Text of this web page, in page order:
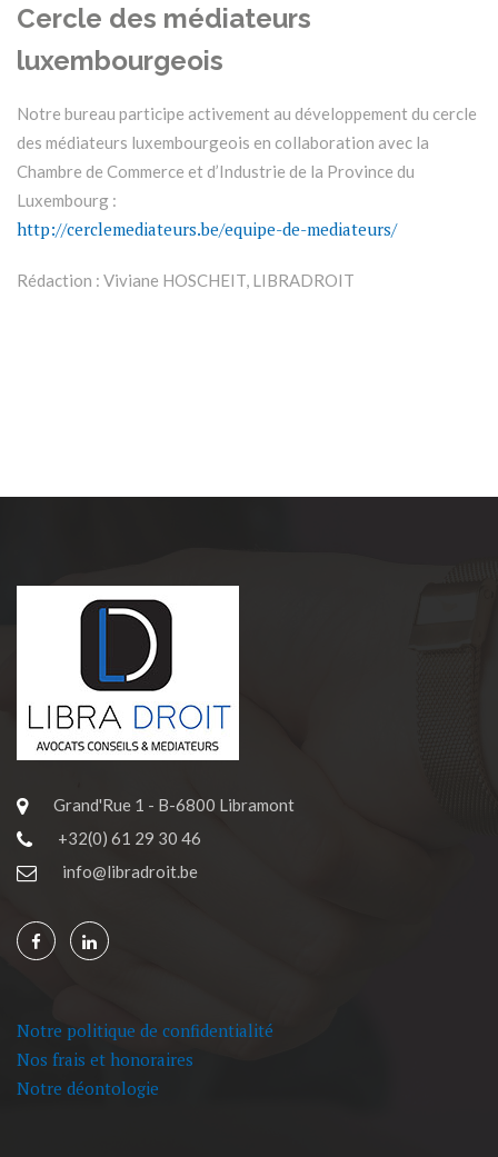
Cercle des médiateurs
luxembourgeois
Notre bureau participe activement au développement du cercle
des médiateurs luxembourgeois en collaboration avec la
Chambre de Commerce et d’Industrie de la Province du
Luxembourg :
http://cerclemediateurs.be/equipe-de-mediateurs/
Rédaction : Viviane HOSCHEIT, LIBRADROIT
Grand'Rue 1 - B-6800 Libramont
+32(0) 61 29 30 46
info@libradroit.be
Notre politique de confidentialité
Nos frais et honoraires
Notre déontologie